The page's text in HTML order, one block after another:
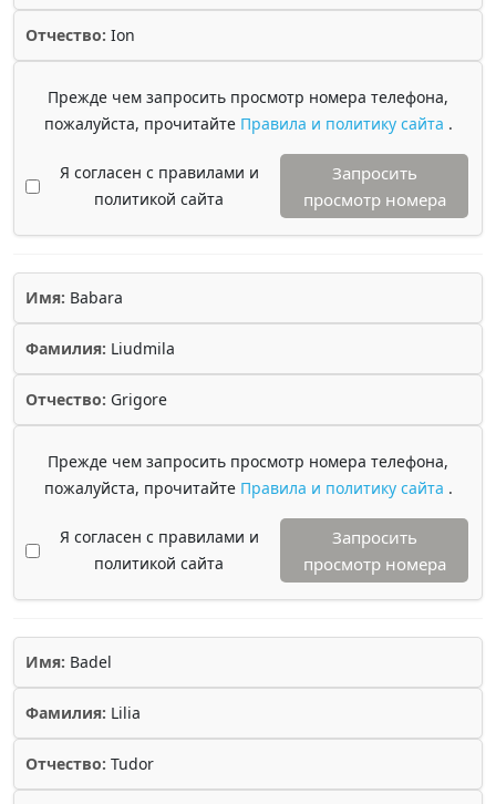
Отчество: Ion
Прежде чем запросить просмотр номера телефона,
пожалуйста, прочитайте Правила и политику сайта .
Я согласен с правилами и
политикой сайта
Запросить
просмотр номера
Имя: Babara
Фамилия: Liudmila
Отчество: Grigore
Прежде чем запросить просмотр номера телефона,
пожалуйста, прочитайте Правила и политику сайта .
Я согласен с правилами и
политикой сайта
Запросить
просмотр номера
Имя: Badel
Фамилия: Lilia
Отчество: Tudor